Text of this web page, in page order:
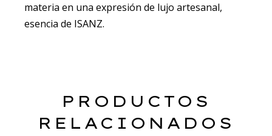
materia en una expresión de lujo artesanal,
esencia de ISANZ.
PRODUCTOS
RELACIONADOS